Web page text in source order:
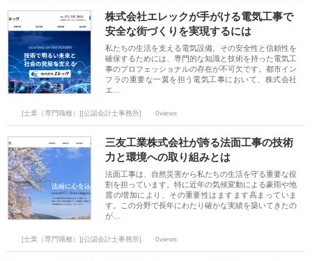
株式会社エレックが手がける電気工事で
安全な街づくりを実現するには
私たちの生活を支える電気設備。その安全性と信頼性を
確保するためには、専門的な知識と技術を持った電気工
事のプロフェッショナルの存在が不可欠です。都市イン
フラの重要な一翼を担う電気工事において、株式会社
エ…
[士業（専門職種）][公認会計士事務所] 0views
三友工業株式会社が誇る法面工事の技術
力と環境への取り組みとは
法面工事は、自然災害から私たちの生活を守る重要な役
割を担っています。特に近年の気候変動による豪雨や地
震の増加により、その重要性はますます高まっていま
す。この分野で長年にわたり確かな実績を築いてきたの
が…
[士業（専門職種）][公認会計士事務所] 0views